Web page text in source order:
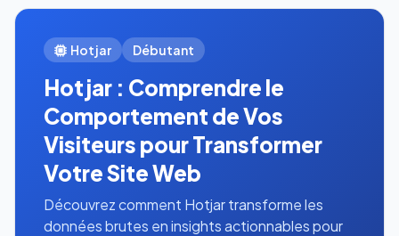
Hotjar Débutant
Hotjar : Comprendre le
Comportement de Vos
Visiteurs pour Transformer
Votre Site Web
Découvrez comment Hotjar transforme les
données brutes en insights actionnables pour